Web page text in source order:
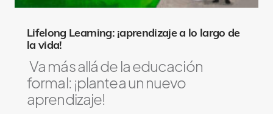
Lifelong Learning: ¡aprendizaje a lo largo de
la vida!
Va más allá de la educación
formal: ¡plantea un nuevo
aprendizaje!